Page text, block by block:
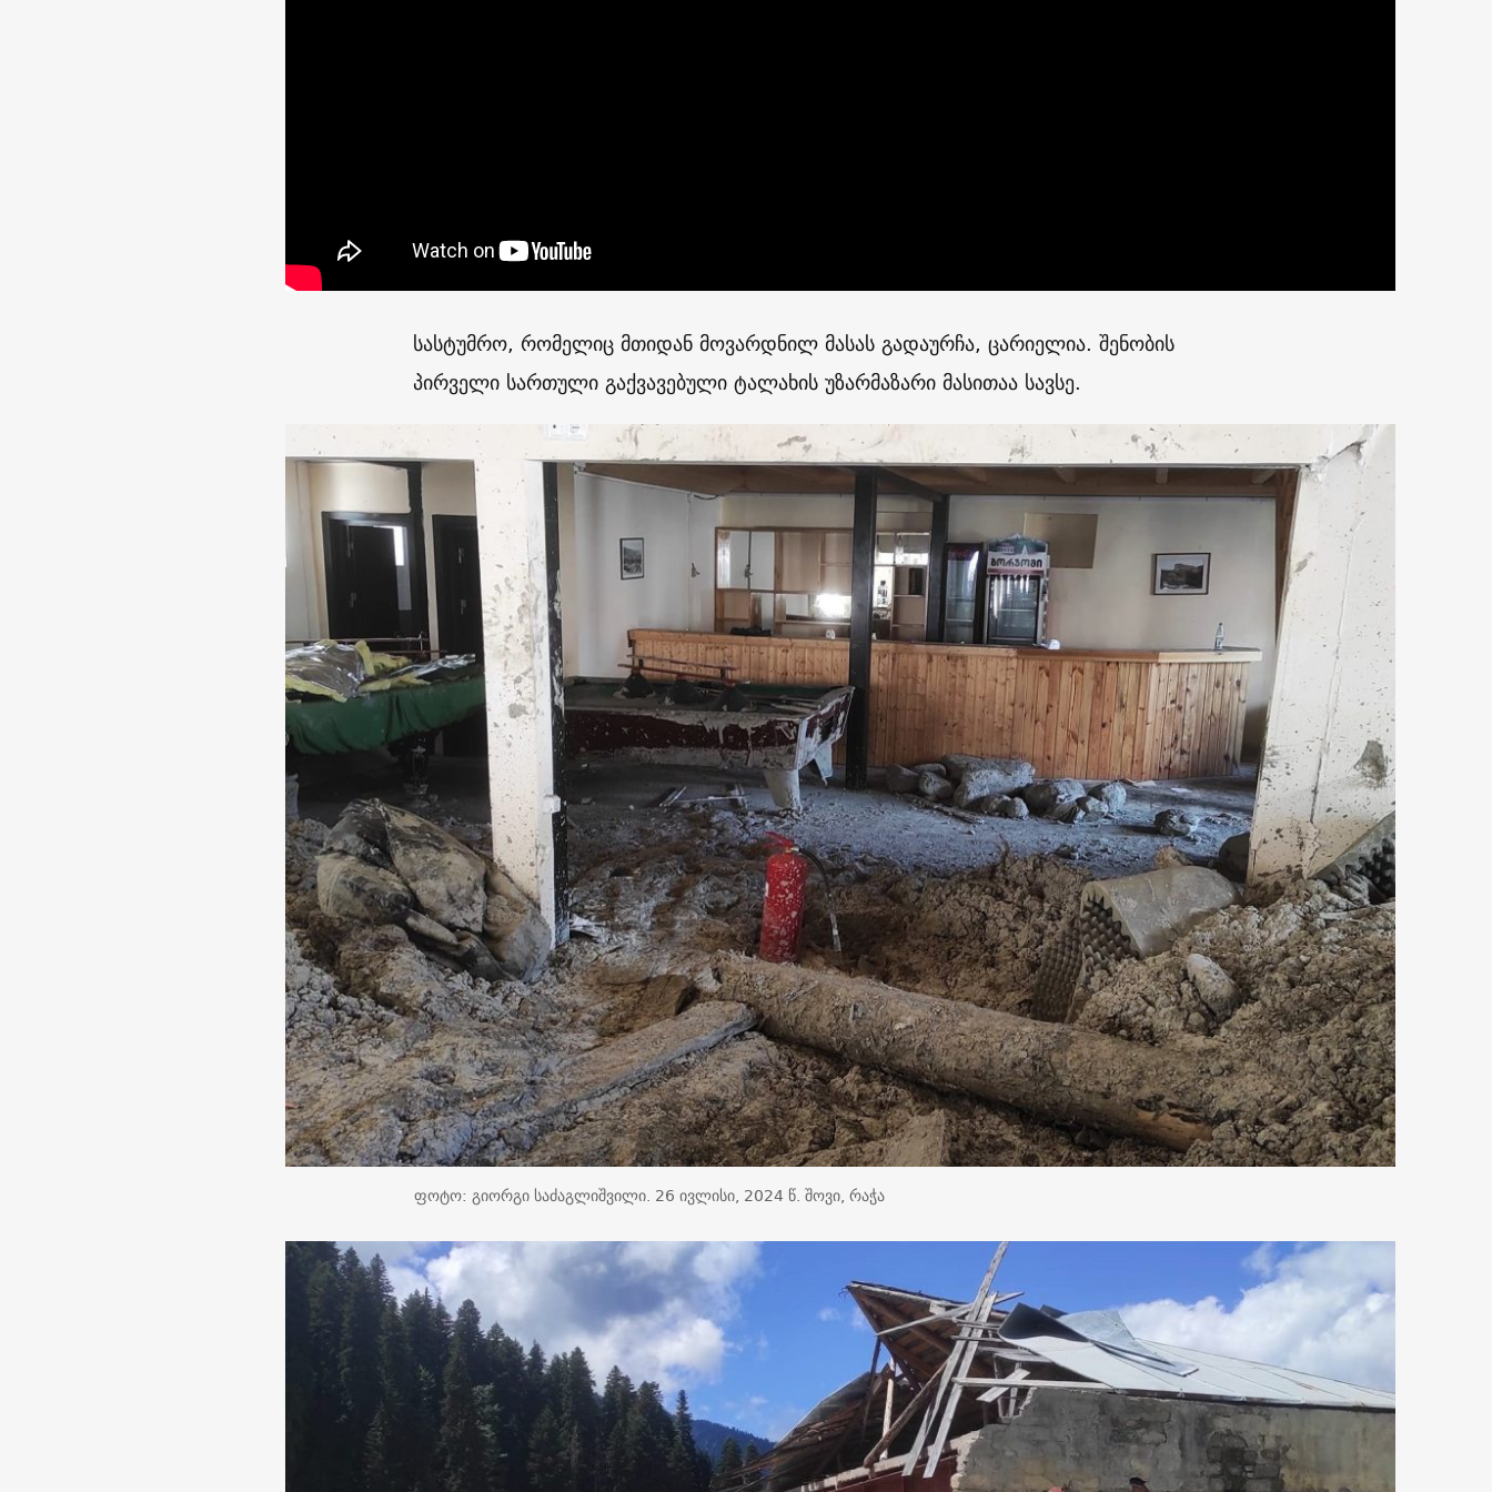
სასტუმრო, რომელიც მთიდან მოვარდნილ მასას გადაურჩა, ცარიელია. შენობის
პირველი სართული გაქვავებული ტალახის უზარმაზარი მასითაა სავსე.
ფოტო: გიორგი საძაგლიშვილი. 26 ივლისი, 2024 წ. შოვი, რაჭა